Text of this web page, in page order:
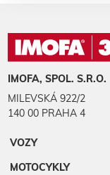
IMOFA, SPOL. S.R.O.
MILEVSKÁ 922/2
140 00 PRAHA 4
VOZY
MOTOCYKLY